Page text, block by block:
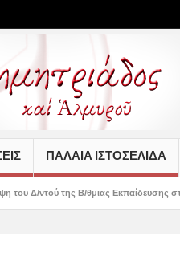
ΠΑΛΑΙΆ ΙΣΤΟΣΕΛΊΔΑ
Εκπαίδευσης στον Σεβασμιώτατο